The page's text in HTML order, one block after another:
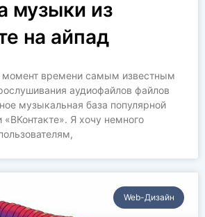
музыки из
на айпад
момент времени самым известным
аудиофайлов файлов
музыкальная база популярной
«ВКонтакте». Я хочу немного
Web-Дизайн